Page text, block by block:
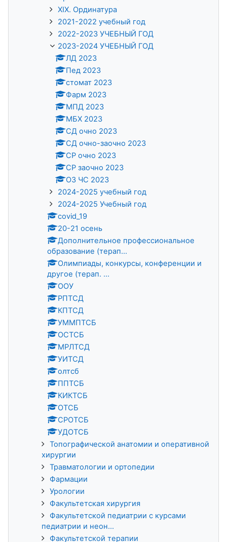
XIX. Ординатура
2021-2022 учебный год
2022-2023 УЧЕБНЫЙ ГОД
2023-2024 УЧЕБНЫЙ ГОД
ЛД 2023
Пед 2023
стомат 2023
Фарм 2023
МПД 2023
МБХ 2023
СД очно 2023
СД очно-заочно 2023
СР очно 2023
СР заочно 2023
ОЗ ЧС 2023
2024-2025 учебный год
2024-2025 Учебный год
covid_19
20-21 осень
Дополнительное профессиональное
образование (терап...
Олимпиады, конкурсы, конференции и
другое (терап. ...
ООУ
РПТСД
КПТСД
УММПТСБ
ОСТСБ
МРЛТСД
УИТСД
олтсб
ППТСБ
КИКТСБ
ОТСБ
СРОТСБ
УДОТСБ
Топографической анатомии и оперативной
хирургии
Травматологии и ортопедии
Фармации
Урологии
Факультетская хирургия
Факультетской педиатрии с курсами
педиатрии и неон...
Факультетской терапии